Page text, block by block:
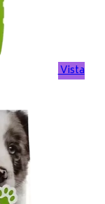
Vista